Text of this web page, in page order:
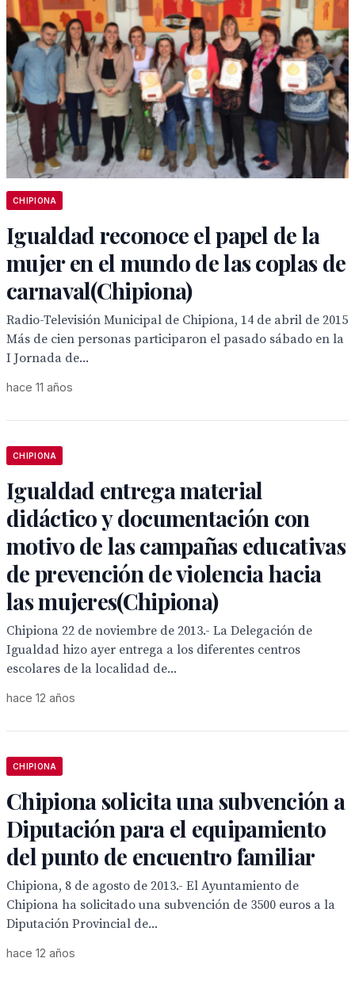
CHIPIONA
Igualdad reconoce el papel de la
mujer en el mundo de las coplas de
carnaval(Chipiona)
Radio-Televisión Municipal de Chipiona, 14 de abril de 2015
Más de cien personas participaron el pasado sábado en la
I Jornada de...
hace 11 años
CHIPIONA
Igualdad entrega material
didáctico y documentación con
motivo de las campañas educativas
de prevención de violencia hacia
las mujeres(Chipiona)
Chipiona 22 de noviembre de 2013.- La Delegación de
Igualdad hizo ayer entrega a los diferentes centros
escolares de la localidad de...
hace 12 años
CHIPIONA
Chipiona solicita una subvención a
Diputación para el equipamiento
del punto de encuentro familiar
Chipiona, 8 de agosto de 2013.- El Ayuntamiento de
Chipiona ha solicitado una subvención de 3500 euros a la
Diputación Provincial de...
hace 12 años